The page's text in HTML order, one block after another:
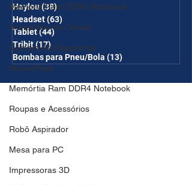
Memória Ram DDR5 Notebook
Acessórios de Celular
Câmera de Segurança
MousePads
Memórtia Ram DDR4 Notebook
Roupas e Acessórios
Robô Aspirador
Mesa para PC
Impressoras 3D
Haylou(38)38 posts
Headset(63)
Tablet(44)44 posts
Tribit(17) 17 posts
Bombas para Pneu/Bola (13)